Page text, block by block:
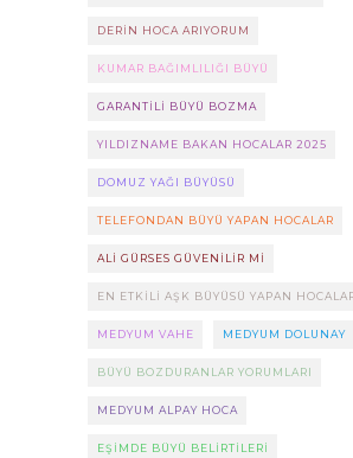
DERIN HOCA ARIYORUM
KUMAR BAĞIMLILIĞI BÜYÜ
GARANTILI BÜYÜ BOZMA
YILDIZNAME BAKAN HOCALAR 2025
DOMUZ YAĞI BÜYÜSÜ
TELEFONDAN BÜYÜ YAPAN HOCALAR
ALI GÜRSES GÜVENILIR MI
EN ETKILI AŞK BÜYÜSÜ YAPAN
MEDYUM VAHE MEDYUM DOLUNAY
BÜYÜ BOZDURANLAR YORUMLARI
MEDYUM ALPAY HOCA
EŞIMDE BÜYÜ BELIRTILERI